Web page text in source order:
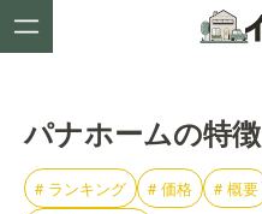
パナホームの特徴
# ランキング # 価格 # 概要